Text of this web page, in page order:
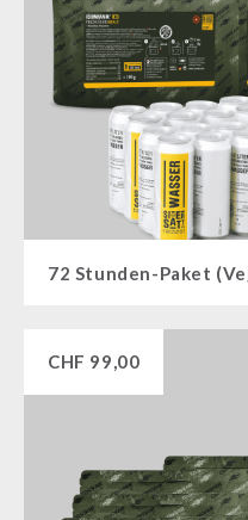
CHF 99,00